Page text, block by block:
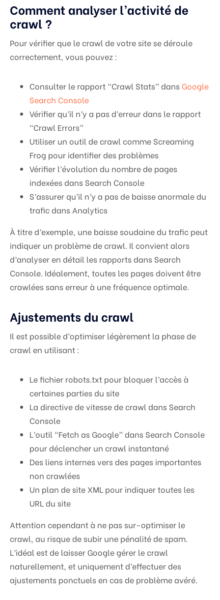
Comment analyser l’activité de
crawl ?
Pour vérifier que le crawl de votre site se déroule
correctement, vous pouvez :
Consulter le rapport “Crawl Stats” dansGoogle
Search Console
Vérifier qu’il n’y a pas d’erreur dans le rapport
“Crawl Errors”
Utiliser un outil de crawl comme Screaming
Frog pour identifier des problèmes
Vérifier l’évolution du nombre de pages
indexées dans Search Console
S’assurer qu’il n’y a pas de baisse anormale du
trafic dans Analytics
À titre d’exemple, une baisse soudaine du trafic peut
indiquer un problème de crawl. Il convient alors
d’analyser en détail les rapports dans Search
Console. Idéalement, toutes les pages doivent être
crawlées sans erreur à une fréquence optimale.
Ajustements du crawl
Il est possible d’optimiser légèrement la phase de
crawl en utilisant :
Le fichier robots.txt pour bloquer l’accès à
certaines parties du site
La directive de vitesse de crawl dans Search
Console
L’outil “Fetch as Google” dans Search Console
pour déclencher un crawl instantané
Des liens internes vers des pages importantes
non crawlées
Un plan de site XML pour indiquer toutes les
URL du site
Attention cependant à ne pas sur-optimiser le
crawl, au risque de subir une pénalité de spam.
L’idéal est de laisser Google gérer le crawl
naturellement, et uniquement d’effectuer des
ajustements ponctuels en cas de problème avéré.